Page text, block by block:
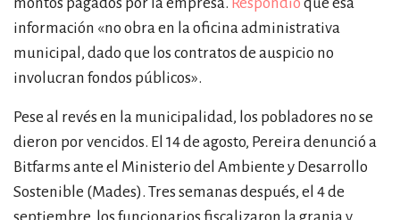
información «no obra en la oficina administrativa
municipal, dado que los contratos de auspicio no
involucran fondos públicos».
Pese al revés en la municipalidad, los pobladores no se
dieron por vencidos. El 14 de agosto, Pereira denunció a
Bitfarms ante el Ministerio del Ambiente y Desarrollo
Sostenible (Mades). Tres semanas después, el 4 de